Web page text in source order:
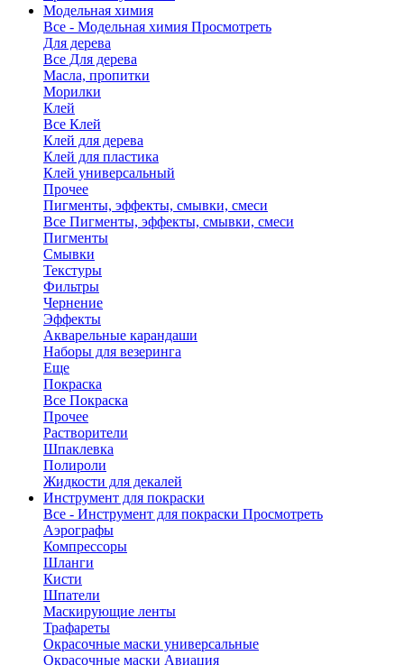
Модельная химия
Все - Модельная химия Просмотреть
Для дерева
Все Для дерева
Масла, пропитки
Морилки
Клей
Все Клей
Клей для дерева
Клей для пластика
Клей универсальный
Прочее
Пигменты, эффекты, смывки, смеси
Все Пигменты, эффекты, смывки, смеси
Пигменты
Смывки
Текстуры
Фильтры
Чернение
Эффекты
Акварельные карандаши
Наборы для везеринга
Еще
Покраска
Все Покраска
Прочее
Растворители
Шпаклевка
Полироли
Жидкости для декалей
Инструмент для покраски
Все - Инструмент для покраски Просмотреть
Аэрографы
Компрессоры
Шланги
Кисти
Шпатели
Маскирующие ленты
Трафареты
Окрасочные маски универсальные
Окрасочные маски Авиация